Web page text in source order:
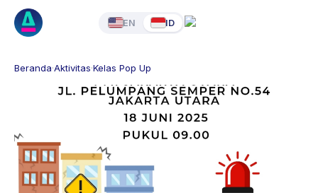
EN ID
Beranda·Aktivitas·Kelas Pop Up